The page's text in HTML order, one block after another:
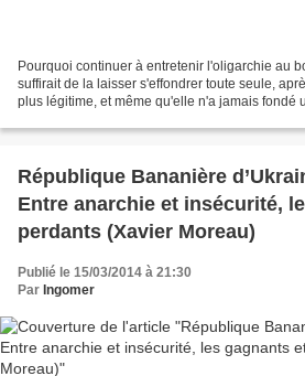
Pourquoi continuer à entretenir l'oligarchie au
suffirait de la laisser s'effondrer toute seule,
plus légitime, et même qu'elle n'a jamais fondé
République Bananière
Entre anarchie et insécurité,
perdants (Xavier Moreau)
Publié le 15/03/2014 à 21:30
Par Ingomer